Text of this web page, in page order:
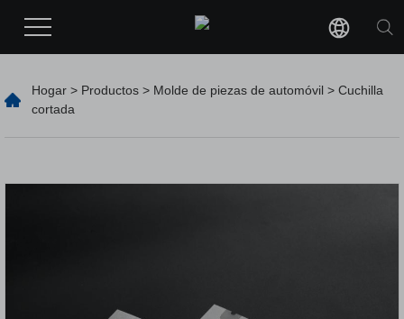
Hogar > Productos > Molde de piezas de automóvil > Cuchilla
cortada